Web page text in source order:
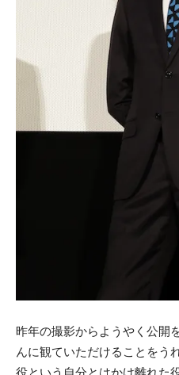
昨年の撮影からようやく公開
んに観ていただけることをう